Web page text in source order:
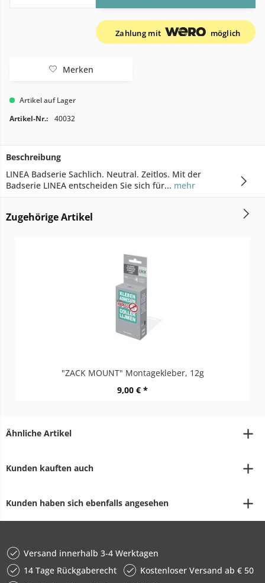
Zahlung mit möglich
Merken
Artikel auf Lager
Artikel-Nr.:
40032
Beschreibung
LINEA Badserie Sachlich. Neutral. Zeitlos. Mit der
Badserie LINEA entscheiden Sie sich für... mehr
Zugehörige Artikel
"ZACK MOUNT" Montagekleber, 12g
9,00 € *
Ähnliche Artikel
Kunden kauften auch
Kunden haben sich ebenfalls angesehen
Versand innerhalb 3-4 Werktagen
14 Tage Rückgaberecht
Kostenloser Versand ab € 50